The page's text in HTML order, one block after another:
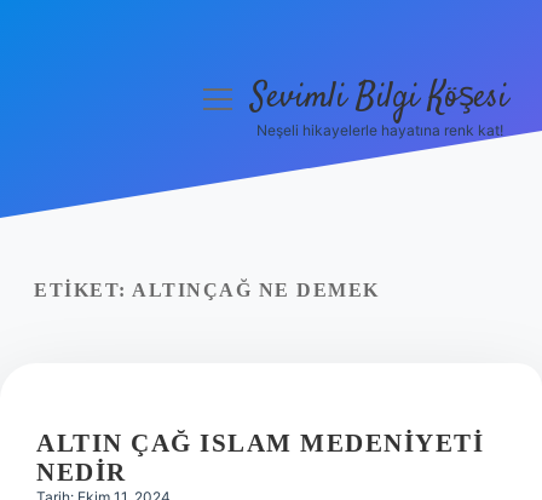
Yasal Uyarı
menüyüSevimli Bilgi Köşesi
Neşeli hikayelerle hayatına renk kat!
ETIKET: ALTINÇAĞ NE DEMEK
ALTIN ÇAĞ ISLAM MEDENIYETI
NEDIR